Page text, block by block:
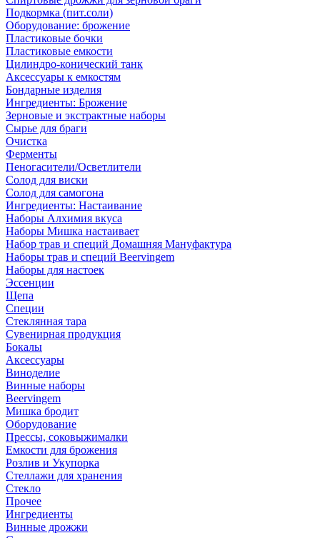
Подкормка (пит.соли)
Оборудование: брожение
Пластиковые бочки
Пластиковые емкости
Цилиндро-конический танк
Аксессуары к емкостям
Бондарные изделия
Ингредиенты: Брожение
Зерновые и экстрактные наборы
Сырье для браги
Очистка
Ферменты
Пеногасители/Осветлители
Солод для виски
Солод для самогона
Ингредиенты: Настаивание
Наборы Алхимия вкуса
Наборы Мишка настаивает
Набор трав и специй Домашняя Мануфактура
Наборы трав и специй Beervingem
Наборы для настоек
Эссенции
Щепа
Специи
Стеклянная тара
Сувенирная продукция
Бокалы
Аксессуары
Виноделие
Винные наборы
Beervingem
Мишка бродит
Оборудование
Прессы, соковыжималки
Емкости для брожения
Розлив и Укупорка
Стеллажи для хранения
Стекло
Прочее
Ингредиенты
Винные дрожжи